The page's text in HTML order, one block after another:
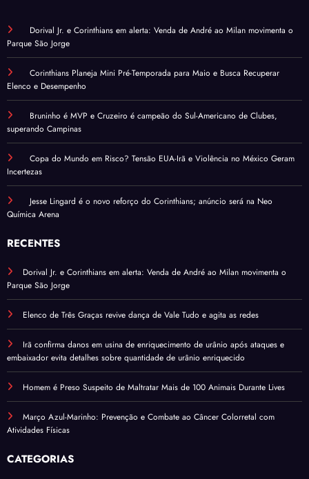
Dorival Jr. e Corinthians em alerta: Venda de André ao Milan movimenta o
Parque São Jorge
Corinthians Planeja Mini Pré-Temporada para Maio e Busca Recuperar
Elenco e Desempenho
Bruninho é MVP e Cruzeiro é campeão do Sul-Americano de Clubes,
superando Campinas
Copa do Mundo em Risco? Tensão EUA-Irã e Violência no México Geram
Incertezas
Jesse Lingard é o novo reforço do Corinthians; anúncio será na Neo
Química Arena
RECENTES
Dorival Jr. e Corinthians em alerta: Venda de André ao Milan movimenta o
Parque São Jorge
Elenco de Três Graças revive dança de Vale Tudo e agita as redes
Irã confirma danos em usina de enriquecimento de urânio após ataques e
embaixador evita detalhes sobre quantidade de urânio enriquecido
Homem é Preso Suspeito de Maltratar Mais de 100 Animais Durante Lives
Março Azul-Marinho: Prevenção e Combate ao Câncer Colorretal com
Atividades Físicas
CATEGORIAS